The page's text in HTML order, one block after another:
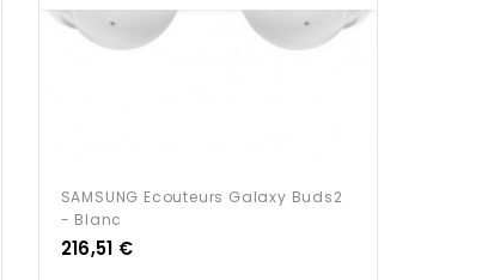
SAMSUNG Ecouteurs Galaxy Buds2
- Blanc
Prix
216,51 €